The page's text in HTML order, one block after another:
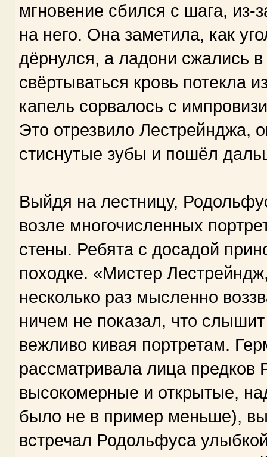
мгновение сбился с шага, из-
на него. Она заметила, как
дёрнулся, а ладони сжались
свёртываться кровь потекла
капель сорвалось с
Это отрезвило Лестрейнджа,
стиснутые зубы и пошёл
Выйдя на лестницу,
возле многочисленных
стены. Ребята с досадой
походке. «Мистер
несколько раз мысленно
ничем не показал, что
вежливо кивая портретам.
рассматривала лица
высокомерные и открытые,
было не в пример меньше),
встречал Родольфуса